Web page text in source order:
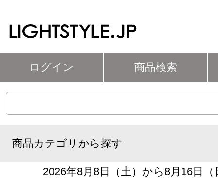
ログイン 商品検索
商品カテゴリから探す
2026年8月8日（土）から8月16日